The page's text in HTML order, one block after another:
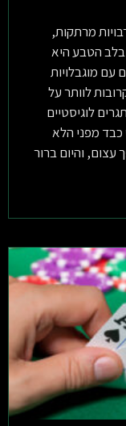
מרתקות,
בלב הטבע היא
מוגבלויות
לוותר על
לוגיסטיים
מפני הלא
עצום, והיום ברור